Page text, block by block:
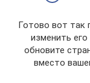
Готово вот так
изменить
обновите
вместо